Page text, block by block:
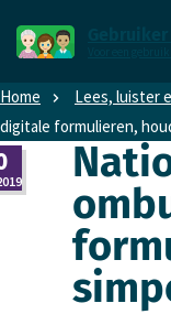
naar
de
homepage
Home Lees, luister
digitale formulieren,